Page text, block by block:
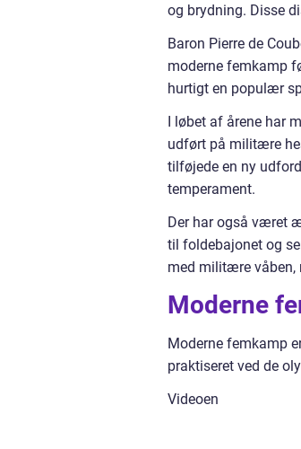
og brydning. Disse
Baron Pierre de
moderne femkamp
hurtigt en populær
I løbet af årene har
udført på militære
tilføjede en ny
temperament.
Der har også været
til foldebajonet og
med militære våben,
Moderne
Moderne femkamp
praktiseret ved de
Videoen